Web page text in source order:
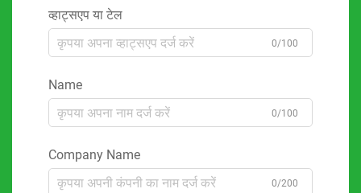
व्हाट्सएप या टेल
0/100
Name
0/100
Company Name
0/200